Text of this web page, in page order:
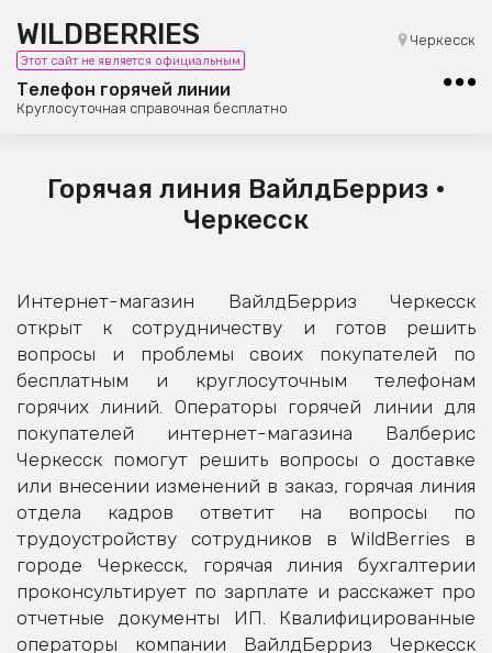
WILDBERRIES
Этот сайт не является официальным
Телефон горячей линии
Круглосуточная справочная бесплатно
Черкесск
8 (800) 101-42-23
Бесплатная юридическая консультация
Горячая линия ВайлдБерриз •
Черкесск
Интернет-магазин ВайлдБерриз Черкесск
открыт к сотрудничеству и готов решить
вопросы и проблемы своих покупателей по
бесплатным и круглосуточным телефонам
горячих линий. Операторы горячей линии для
покупателей интернет-магазина Валберис
Черкесск помогут решить вопросы о доставке
или внесении изменений в заказ, горячая линия
отдела кадров ответит на вопросы по
трудоустройству сотрудников в WildBerries в
городе Черкесск, горячая линия бухгалтерии
проконсультирует по зарплате и расскажет про
отчетные документы ИП. Квалифицированные
операторы компании ВайлдБерриз Черкесск